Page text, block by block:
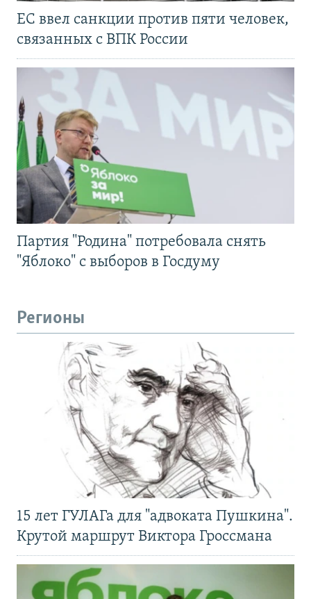
ЕС ввел санкции против пяти человек,
связанных с ВПК России
Партия "Родина" потребовала снять
"Яблоко" с выборов в Госдуму
Регионы
15 лет ГУЛАГа для "адвоката Пушкина".
Крутой маршрут Виктора Гроссмана